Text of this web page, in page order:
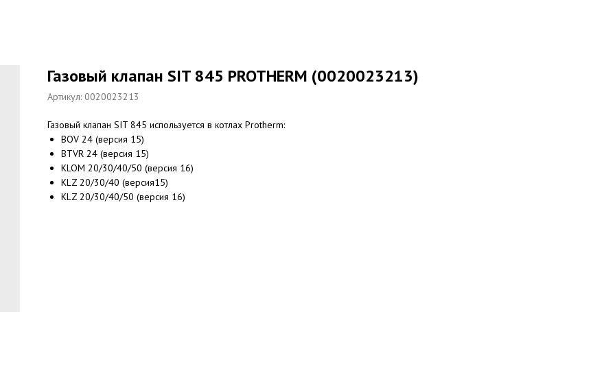
Газовый клапан SIT 845 PROTHERM (0020023213)
Артикул: 0020023213
Газовый клапан SIT 845 используется в котлах Protherm:
BOV 24 (версия 15)
BTVR 24 (версия 15)
KLOM 20/30/40/50 (версия 16)
KLZ 20/30/40 (версия15)
KLZ 20/30/40/50 (версия 16)